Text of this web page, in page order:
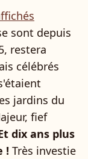
sont depuis
restera
célébrés
jardins du
fief
dix ans plus
! Très investie